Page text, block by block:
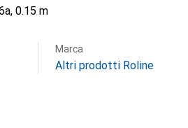
0.15 m
Marca
Altri prodotti Roline